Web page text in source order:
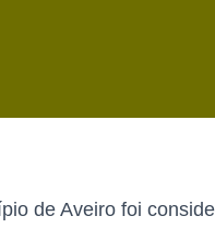
de Aveiro foi